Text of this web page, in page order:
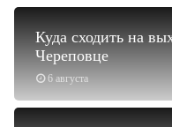
6 августа
Куда сходить на
Череповце